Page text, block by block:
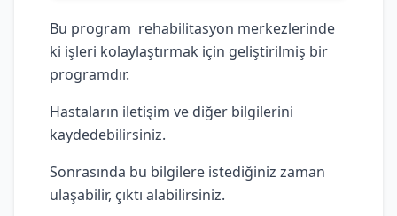
Bu program rehabilitasyon merkezlerinde
ki işleri kolaylaştırmak için geliştirilmiş bir
programdır.
Hastaların iletişim ve diğer bilgilerini
kaydedebilirsiniz.
Sonrasında bu bilgilere istediğiniz zaman
ulaşabilir, çıktı alabilirsiniz.